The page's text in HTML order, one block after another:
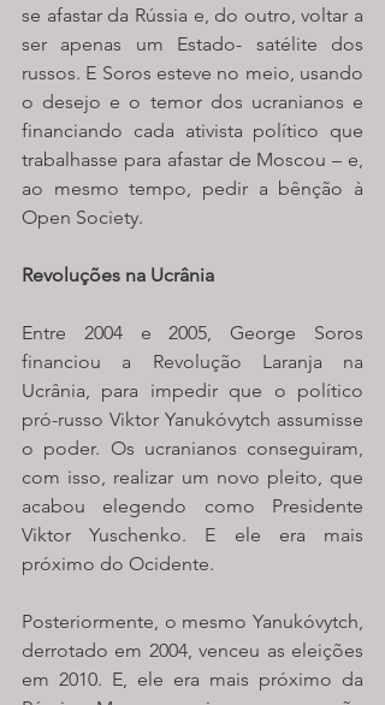
se afastar da Rússia e, do outro, voltar a
ser apenas um Estado- satélite dos
russos. E Soros esteve no meio, usando
o desejo e o temor dos ucranianos e
financiando cada ativista político que
trabalhasse para afastar de Moscou – e,
ao mesmo tempo, pedir a bênção à
Open Society.
Revoluções na Ucrânia
Entre 2004 e 2005, George Soros
financiou a Revolução Laranja na
Ucrânia, para impedir que o político
pró-russo Viktor Yanukóvytch assumisse
o poder. Os ucranianos conseguiram,
com isso, realizar um novo pleito, que
acabou elegendo como Presidente
Viktor Yuschenko. E ele era mais
próximo do Ocidente.
Posteriormente, o mesmo Yanukóvytch,
derrotado em 2004, venceu as eleições
em 2010. E, ele era mais próximo da